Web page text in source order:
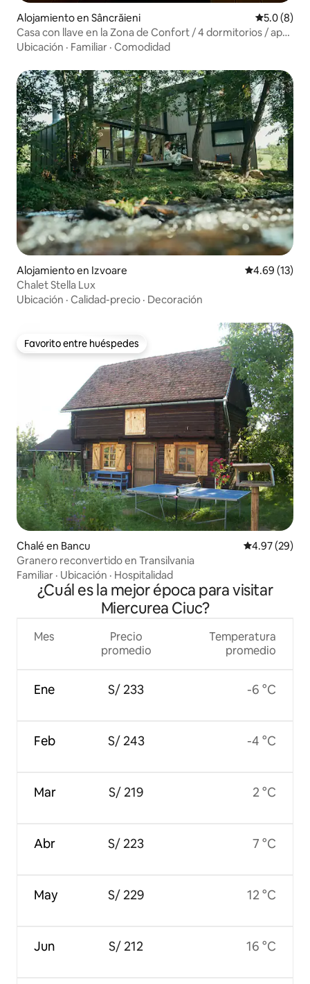
Alojamiento en Sâncrăieni
5.0 (8)
Casa con llave en la Zona de Confort / 4 dormitorios / apta
para familias / parrilla
Ubicación · Familiar · Comodidad
Alojamiento en Izvoare Calificación
4.69 (13)
Chalet Stella Lux
Ubicación · Calidad-precio · Decoración
Favorito entre huéspedes
Favorito entre huéspedes
Chalé en Bancu Calificación
4.97 (29)
Granero reconvertido en Transilvania
Familiar · Ubicación · Hospitalidad
¿Cuál es la mejor época para visitar
Miercurea Ciuc?
Mes
Ene
Feb
Mar
Abr
May
Jun
Precio
promedio
S/ 233
S/ 243
S/ 219
S/ 223
S/ 229
S/ 212
Temperatura
promedio
-6 °C
-4 °C
2 °C
7 °C
12 °C
16 °C